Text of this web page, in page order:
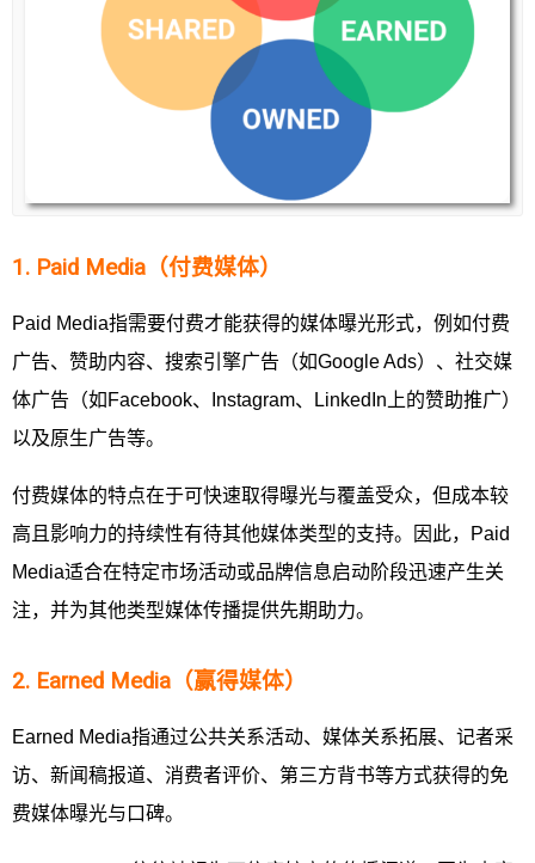
1. Paid Media（付费媒体）
Paid Media指需要付费才能获得的媒体曝光形式，例如付费
广告、赞助内容、搜索引擎广告（如Google Ads）、社交媒
体广告（如Facebook、Instagram、LinkedIn上的赞助推广）
以及原生广告等。
付费媒体的特点在于可快速取得曝光与覆盖受众，但成本较
高且影响力的持续性有待其他媒体类型的支持。因此，Paid
Media适合在特定市场活动或品牌信息启动阶段迅速产生关
注，并为其他类型媒体传播提供先期助力。
2. Earned Media（赢得媒体）
Earned Media指通过公共关系活动、媒体关系拓展、记者采
访、新闻稿报道、消费者评价、第三方背书等方式获得的免
费媒体曝光与口碑。